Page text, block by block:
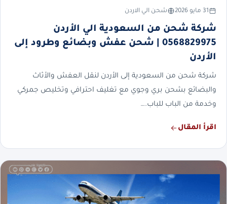
31 مايو 2026 شحن الي الاردن
شركة شحن من السعودية الي الأردن
0568829975 | شحن عفش وبضائع وطرود إلى
الأردن
شركة شحن من السعودية إلى الأردن لنقل العفش والأثاث
والبضائع بشحن بري وجوي مع تغليف احترافي وتخليص جمركي
وخدمة من الباب للباب.…
اقرأ المقال